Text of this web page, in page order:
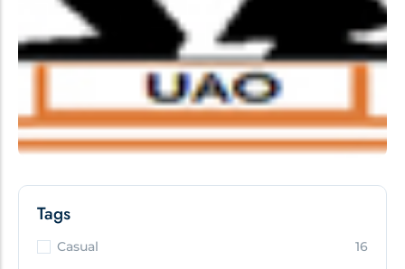
Tags
Casual
16